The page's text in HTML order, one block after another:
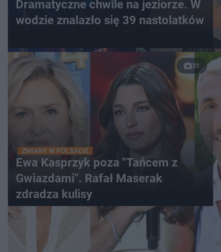
Dramatyczne chwile na jeziorze. W
wodzie znalazło się 39 nastolatków
31
ZMIANY W POLSACIE
Ewa Kasprzyk poza "Tańcem z
Gwiazdami". Rafał Maserak
zdradza kulisy
WIĘCEJ